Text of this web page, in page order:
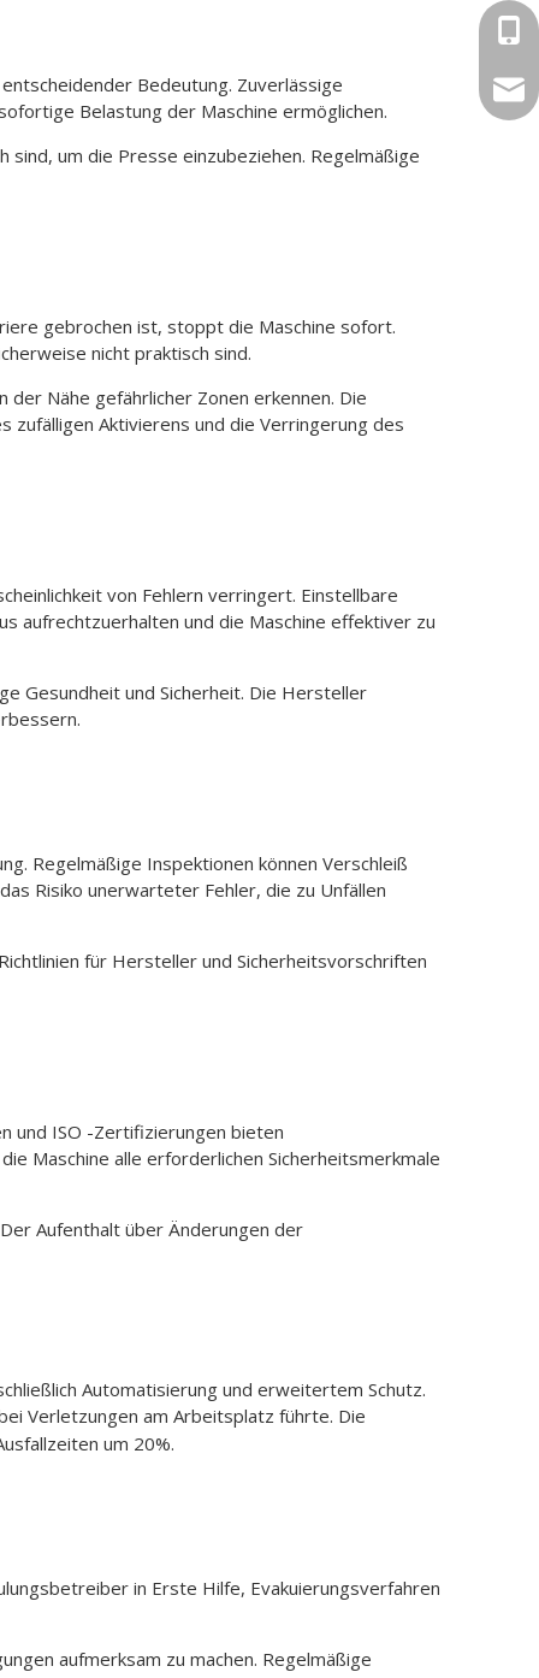
Bedeutung. Zuverlässige
Belastung der Maschine ermöglichen.
um die Presse einzubeziehen. Regelmäßige
gebrochen ist, stoppt die Maschine sofort.
nicht praktisch sind.
Nähe gefährlicher Zonen erkennen. Die
Aktivierens und die Verringerung des
von Fehlern verringert. Einstellbare
aufrechtzuerhalten und die Maschine effektiver zu
Gesundheit und Sicherheit. Die Hersteller
Regelmäßige Inspektionen können Verschleiß
Risiko unerwarteter Fehler, die zu Unfällen
für Hersteller und Sicherheitsvorschriften
und ISO -Zertifizierungen bieten
Maschine alle erforderlichen Sicherheitsmerkmale
Aufenthalt über Änderungen der
Automatisierung und erweitertem Schutz.
Verletzungen am Arbeitsplatz führte. Die
um 20%.
in Erste Hilfe, Evakuierungsverfahren
aufmerksam zu machen. Regelmäßige